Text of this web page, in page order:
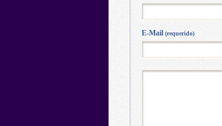
E-Mail (requerido)